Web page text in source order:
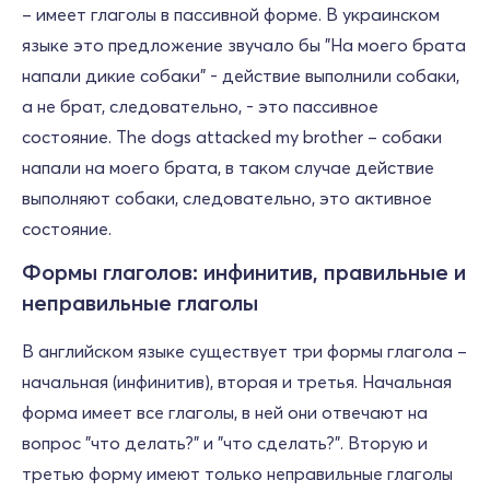
– имеет глаголы в пассивной форме. В украинском
языке это предложение звучало бы "На моего брата
напали дикие собаки" - действие выполнили собаки,
а не брат, следовательно, - это пассивное
состояние. The dogs attacked my brother – собаки
напали на моего брата, в таком случае действие
выполняют собаки, следовательно, это активное
состояние.
Формы глаголов: инфинитив, правильные и
неправильные глаголы
В английском языке существует три формы глагола –
начальная (инфинитив), вторая и третья. Начальная
форма имеет все глаголы, в ней они отвечают на
вопрос "что делать?" и "что сделать?". Вторую и
третью форму имеют только неправильные глаголы